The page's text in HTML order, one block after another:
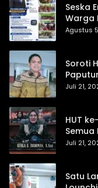
Seska
Warga
Trans,
Agustus
Soroti
Juli 21,
HUT
Semua
Daerah
Juli 21,
Satu